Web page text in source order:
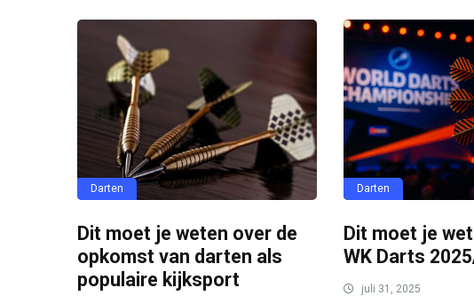
Darten
Dit moet je weten over de
opkomst van darten als
populaire kijksport
Darten
Dit moet je
WK Darts
juli 31, 2025